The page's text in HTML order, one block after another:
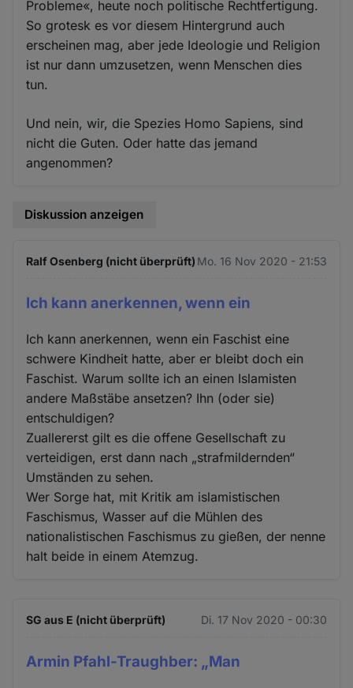
Probleme«, heute noch politische Rechtfertigung.
So grotesk es vor diesem Hintergrund auch
erscheinen mag, aber jede Ideologie und Religion
ist nur dann umzusetzen, wenn Menschen dies
tun.
Und nein, wir, die Spezies Homo Sapiens, sind
nicht die Guten. Oder hatte das jemand
angenommen?
Diskussion anzeigen
Ralf Osenberg (nicht überprüft) Mo. 16 Nov 2020 - 21:53
Ich kann anerkennen, wenn ein
Ich kann anerkennen, wenn ein Faschist eine
schwere Kindheit hatte, aber er bleibt doch ein
Faschist. Warum sollte ich an einen Islamisten
andere Maßstäbe ansetzen? Ihn (oder sie)
entschuldigen?
Zuallererst gilt es die offene Gesellschaft zu
verteidigen, erst dann nach „strafmildernden“
Umständen zu sehen.
Wer Sorge hat, mit Kritik am islamistischen
Faschismus, Wasser auf die Mühlen des
nationalistischen Faschismus zu gießen, der nenne
halt beide in einem Atemzug.
SG aus E (nicht überprüft) Di. 17 Nov 2020 - 00:30
Armin Pfahl-Traughber: „Man